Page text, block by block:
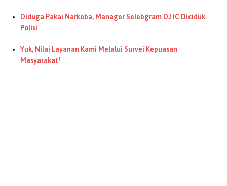
Diduga Pakai Narkoba, Manager Selebgram DJ IC Diciduk
Polisi
Yuk, Nilai Layanan Kami Melalui Survei Kepuasan
Masyarakat!